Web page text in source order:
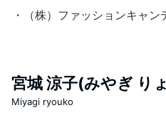
・（株）ファッションキャン
宮城 涼子(みやぎ り
Miyagi ryouko